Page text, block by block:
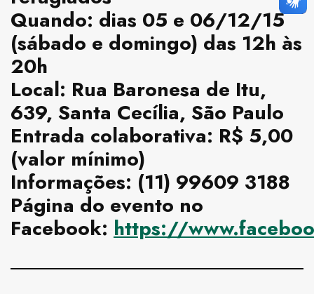
Quando: dias 05 e 06/12/15
(sábado e domingo) das 12h às
20h
Local: Rua Baronesa de Itu,
639, Santa Cecília, São Paulo
Entrada colaborativa: R$ 5,00
(valor mínimo)
Informações: (11) 99609 3188
Página do evento no
Facebook: https://